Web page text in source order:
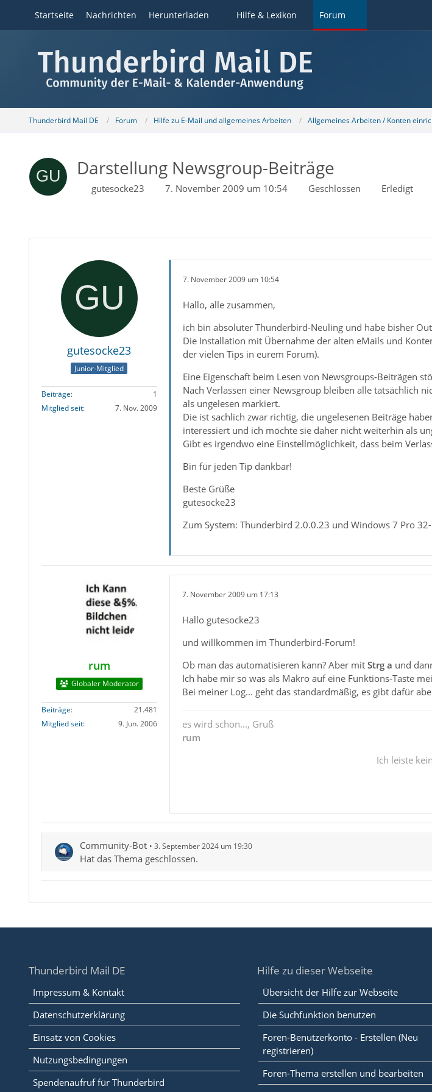
Startseite Nachrichten Herunterladen Hilfe & Lexikon Forum
Thunderbird Mail DE Forum Hilfe zu E-Mail und allgemeines Arbeiten Allgemeines Arbeiten / Konten
Darstellung Newsgroup-Beiträge
gutesocke23 7. November 2009 um 10:54 Geschlossen Erledigt
gutesocke23
Junior-Mitglied
Beiträge
1
Mitglied seit
7. Nov. 2009
7. November 2009 um 10:54
Hallo, alle zusammen,
ich bin absoluter Thunderbird-Neuling und habe bisher
Die Installation mit Übernahme der alten eMails und
der vielen Tips in eurem Forum).
Eine Eigenschaft beim Lesen von Newsgroups-Beiträgen
Nach Verlassen einer Newsgroup bleiben alle tatsächlich
als ungelesen markiert.
Die ist sachlich zwar richtig, die ungelesenen Beiträge
interessiert und ich möchte sie daher nicht weiterhin als
Gibt es irgendwo eine Einstellmöglichkeit, dass beim
Bin für jeden Tip dankbar!
Beste Grüße
gutesocke23
Zum System: Thunderbird 2.0.0.23 und Windows 7 Pro
rum
Globaler Moderator
Beiträge
21.481
Mitglied seit
9. Jun. 2006
7. November 2009 um 17:13
Hallo gutesocke23
und willkommen im Thunderbird-Forum!
Ob man das automatisieren kann? Aber mit Strg a und
Ich habe mir so was als Makro auf eine Funktions-Taste
Bei meiner Log... geht das standardmäßig, es gibt dafür
es wird schon..., Gruß
rum
Ich leiste
Community-Bot 3. September 2024 um 19:30
Hat das Thema geschlossen.
Thunderbird Mail DE
Impressum & Kontakt
Datenschutzerklärung
Einsatz von Cookies
Nutzungsbedingungen
Spendenaufruf für Thunderbird
Hilfe zu dieser Webseite
Übersicht der Hilfe zur Webseite
Die Suchfunktion benutzen
Foren-Benutzerkonto - Erstellen (Neu
registrieren)
Foren-Thema erstellen und bearbeiten